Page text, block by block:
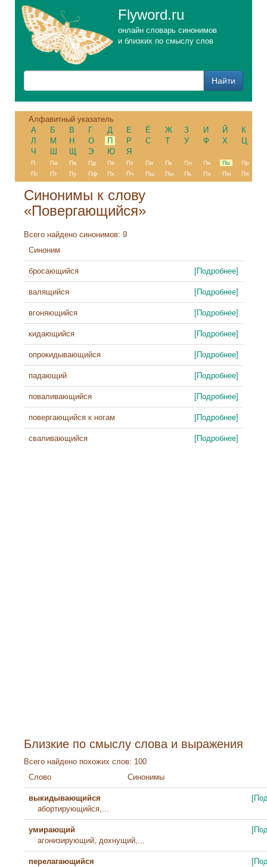
Flyword.ru
онлайн словарь синонимов
и близких по смыслу слов
Алфавитный указатель
А
Б В Г Д Е Ё Ж З И Й
К
Л
М Н О П Р С Т У Ф Х
Ц
Ч
Ш Щ Э Ю Я
П Па Пв Пд Пе Пз Пи Пк Пл Пн По
Пр
Пс
Пт Пу Пф Пх Пч Пш Пы Пь Пэ Пю Пя
Синонимы к слову
«Повергающийся»
Всего найдено синонимов: 9
Синоним
бросающийся [Подробнее]
валящийся [Подробнее]
вгоняющийся [Подробнее]
кидающийся [Подробнее]
опрокидывающийся [Подробнее]
падающий [Подробнее]
поваливающийся [Подробнее]
повергающийся к ногам [Подробнее]
сваливающийся [Подробнее]
Близкие по смыслу слова и выражения
Всего найдено похожих слов: 100
Слово
Синонимы
выкидывающийся
абортирующийся,...
умирающий
агонизирующий, дохнущий,...
перелагающийся